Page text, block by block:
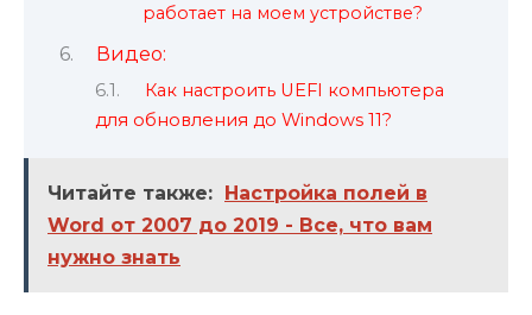
работает на моем устройстве?
Видео:
Как настроить UEFI компьютера
для обновления до Windows 11?
Читайте также:
Настройка полей в
Word от 2007 до 2019 - Все, что вам
нужно знать